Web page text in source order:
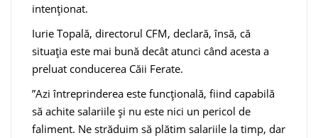
intenționat.
Iurie Topală, directorul CFM, declară, însă, că
situația este mai bună decât atunci când acesta a
preluat conducerea Căii Ferate.
”Azi întreprinderea este funcțională, fiind capabilă
să achite salariile și nu este nici un pericol de
faliment. Ne străduim să plătim salariile la timp, dar